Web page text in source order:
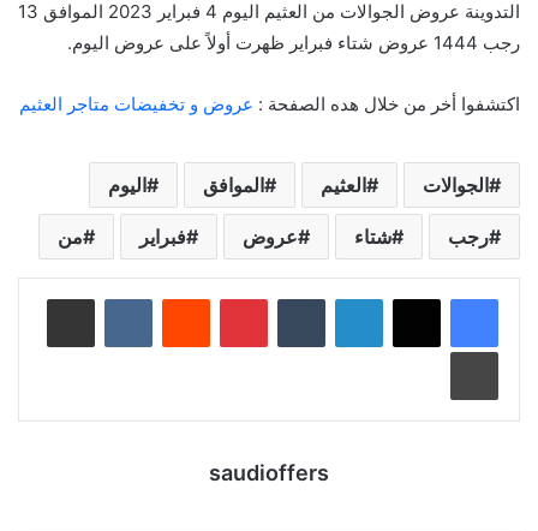
التدوينة عروض الجوالات من العثيم اليوم 4 فبراير 2023 الموافق 13
رجب 1444 عروض شتاء فبراير ظهرت أولاً على عروض اليوم.
اكتشفوا أخر من خلال هده الصفحة : عروض و تخفيضات متاجر العثيم
الجوالات العثيم الموافق اليوم
رجب شتاء عروض فبراير من
لينكدإن بينتيريست
saudioffers